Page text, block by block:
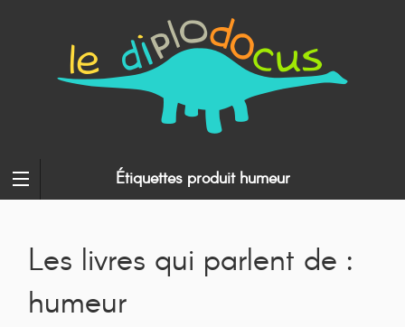
Étiquettes produit humeur
Les livres qui parlent de :
humeur